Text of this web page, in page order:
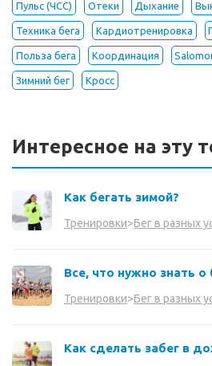
Пульс (ЧСС) Отеки Дыхание
Техника бега Кардиотренировка
Польза бега Координация
Зимний бег Кросс
Интересное на эту
Как бегать зимой?
Тренировки>Бег в разных
Все, что нужно знать о
Тренировки>Бег в разных
Как сделать забег в